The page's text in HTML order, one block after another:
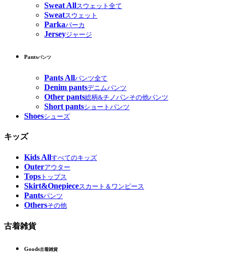
Sweat Allスウェット全て
Sweatスウェット
Parkaパーカ
Jerseyジャージ
Pantsパンツ
Pants Allパンツ全て
Denim pantsデニムパンツ
Other pants総柄&チノパンその他パンツ
Short pantsショートパンツ
Shoesシューズ
キッズ
Kids Allすべてのキッズ
Outerアウター
Tops トップス
Skirt&Onepieceスカート＆ワンピース
Pantsパンツ
Othersその他
古着雑貨
Goods古着雑貨